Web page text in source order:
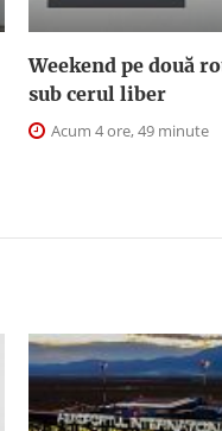
Weekend pe două
sub cerul liber
Acum 4 ore, 49 minute